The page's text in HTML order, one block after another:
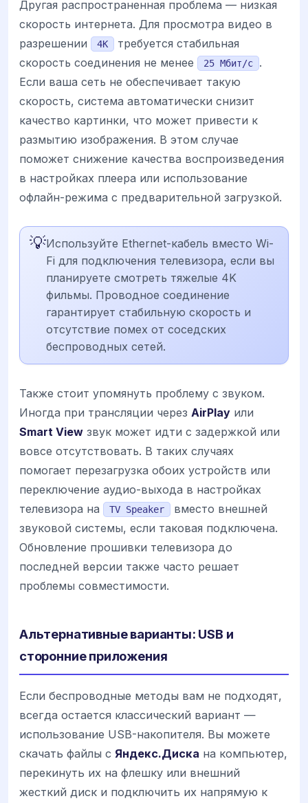
Другая распространенная проблема — низкая
скорость интернета. Для просмотра видео в
разрешении
4K
требуется стабильная
скорость соединения не менее
25 Мбит/с
.
Если ваша сеть не обеспечивает такую
скорость, система автоматически снизит
качество картинки, что может привести к
размытию изображения. В этом случае
поможет снижение качества воспроизведения
в настройках плеера или использование
офлайн-режима с предварительной загрузкой.
💡Используйте Ethernet-кабель вместо Wi-
Fi для подключения телевизора, если вы
планируете смотреть тяжелые 4K
фильмы. Проводное соединение
гарантирует стабильную скорость и
отсутствие помех от соседских
беспроводных сетей.
Также стоит упомянуть проблему с звуком.
Иногда при трансляции через AirPlay или
Smart View звук может идти с задержкой или
вовсе отсутствовать. В таких случаях
помогает перезагрузка обоих устройств или
переключение аудио-выхода в настройках
телевизора на
TV Speaker
вместо внешней
звуковой системы, если таковая подключена.
Обновление прошивки телевизора до
последней версии также часто решает
проблемы совместимости.
Альтернативные варианты: USB и
сторонние приложения
Если беспроводные методы вам не подходят,
всегда остается классический вариант —
использование USB-накопителя. Вы можете
скачать файлы с Яндекс.Диска на компьютер,
перекинуть их на флешку или внешний
жесткий диск и подключить их напрямую к